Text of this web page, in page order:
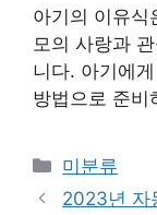
아기의 이유식
모의 사랑과
니다. 아기에
방법으로 준비
Categories
미분류
2023년 자